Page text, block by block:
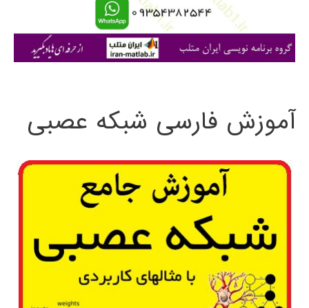
ی
آموزش فارسی شبکه عصبی